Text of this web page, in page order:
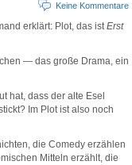
Keine Kommentare
erklärt: Plot, das istErst
— das große Drama, ein
hat, dass der alte Esel
Im Plot ist also noch
die Comedy erzählen
Mitteln erzählt, die